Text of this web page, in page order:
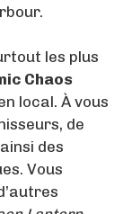
les plus
Chaos
local. À vous
de
des
Vous